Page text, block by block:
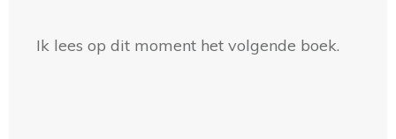
Ik lees op dit moment het volgende boek.